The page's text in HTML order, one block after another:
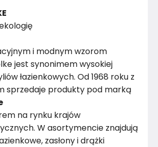
i modnym wzorom
jest synonimem wysokiej
łazienkowych. Od 1968 roku z
sprzedaje produkty pod marką
na rynku krajów
W asortymencie znajdują
zasłony i drążki